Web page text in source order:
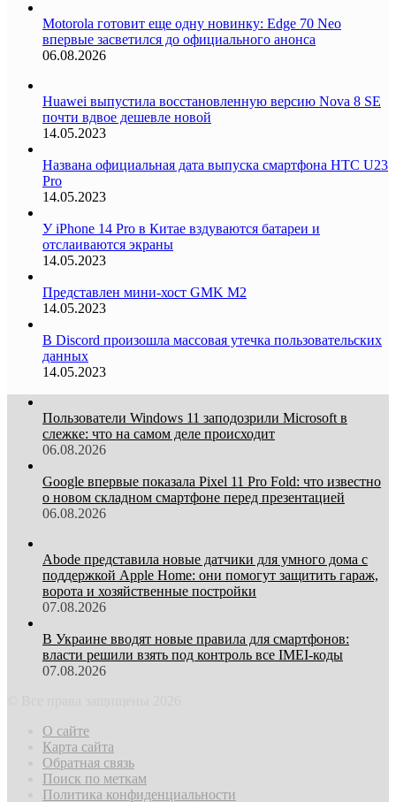
Motorola готовит еще одну новинку: Edge 70 Neo
впервые засветился до официального анонса
06.08.2026
Huawei выпустила восстановленную версию Nova 8 SE
почти вдвое дешевле новой
14.05.2023
Названа официальная дата выпуска смартфона HTC U23
Pro
14.05.2023
У iPhone 14 Pro в Китае вздуваются батареи и
отслаиваются экраны
14.05.2023
Представлен мини-хост GMK M2
14.05.2023
В Discord произошла массовая утечка пользовательских
данных
14.05.2023
Пользователи Windows 11 заподозрили Microsoft в
слежке: что на самом деле происходит
06.08.2026
Google впервые показала Pixel 11 Pro Fold: что известно
о новом складном смартфоне перед презентацией
06.08.2026
Abode представила новые датчики для умного дома с
поддержкой Apple Home: они помогут защитить гараж,
ворота и хозяйственные постройки
07.08.2026
В Украине вводят новые правила для смартфонов:
власти решили взять под контроль все IMEI-коды
07.08.2026
О сайте
Карта сайта
Обратная связь
Поиск по меткам
Политика конфиденциальности